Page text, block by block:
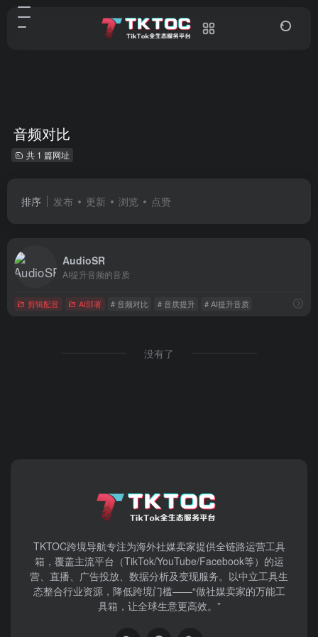
音频对比
共 1 篇网址
排序 发布 更新 浏览 点赞
AudioSR
AI提升音频的音质
剪辑配音 AI部署 # 音频对比 # 音质提升 # AI提升音质
没有了
TKTOC跨境导航​专注为海外社媒卖家提供全链路运营工具
箱，覆盖主流平台（TikTok/YouTube/Facebook等）​的运
营、直播、广告投放、数据分析及变现服务。以中立工具生
态整合行业资源，降低跨境门槛——“做社媒卖家的万能工
具箱，让全球生意更高效。”